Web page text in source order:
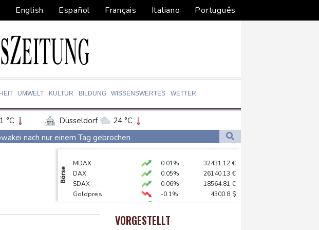
English Español Français Italiano Português
UMWELT KULTUR BILDUNG WISSENSWERTES WETTER
°C Düsseldorf
24 °C
26 °C Dortmund
Bremen
Wien
nach nur einem Tag gebrochen
am Etappensieg vorbei
Synchron-Bronze
RWE gibt Offshore-Windparkprojekte in den USA auf
Jemen getötet - Huthis reklamieren Attacke
Börse
MDAX 0.01% 32431.12 €
DAX
0.05% 26140.13 €
SDAX
0.06% 18564.81 €
Goldpreis
-0.1% 4300.8 $
TecDAX
1.36%
-0.25%
VORGESTELLT